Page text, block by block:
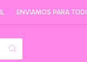
PARA TODO